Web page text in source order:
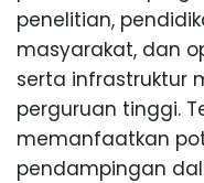
penelitian,
masyarakat, dan
serta infrastruktur
perguruan tinggi.
memanfaatkan
pendampingan